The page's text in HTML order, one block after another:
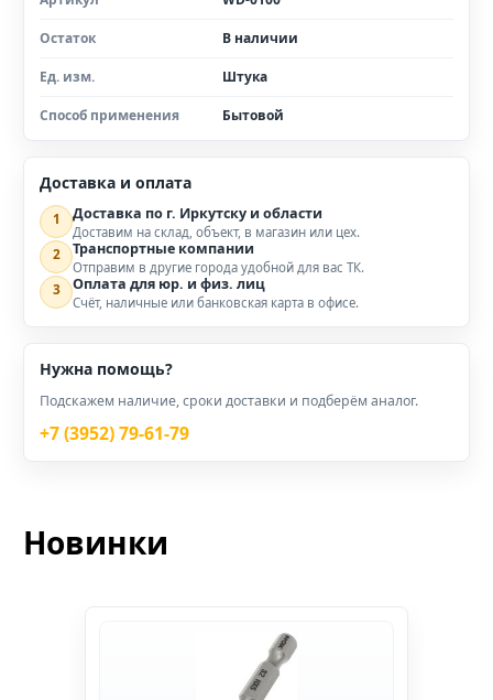
Остаток В наличии
Ед. изм. Штука
Способ применения Бытовой
Доставка и оплата
1 Доставка по г. Иркутску и области
Доставим на склад, объект, в магазин или цех.
2 Транспортные компании
Отправим в другие города удобной для вас ТК.
3 Оплата для юр. и физ. лиц
Счёт, наличные или банковская карта в офисе.
Нужна помощь?
Подскажем наличие, сроки доставки и подберём аналог.
+7 (3952) 79-61-79
Новинки